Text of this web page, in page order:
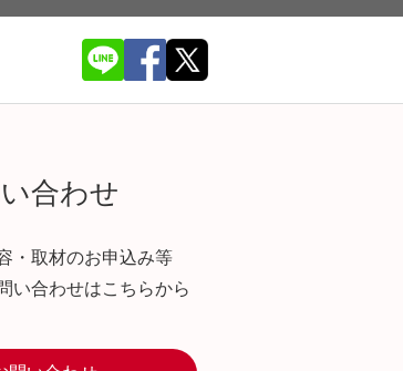
合わせ
・取材のお申込み等
い合わせはこちらから